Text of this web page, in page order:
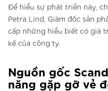
Để hiểu sự phát triển này,
Petra Lind, Giám đốc sản
cấp những hiểu biết có giá
kế của công ty.
Nguồn gốc
năng gặp gỡ vẻ